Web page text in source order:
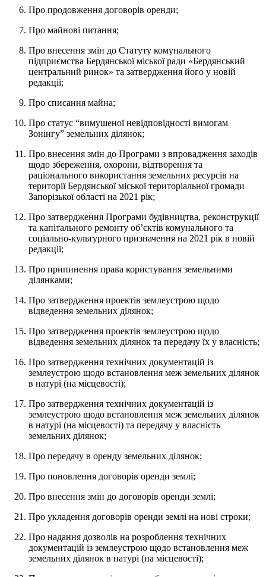
Про продовження договорів оренди;
Про майнові питання;
Про внесення змін до Статуту комунального
підприємства Бердянської міської ради «Бердянський
центральний ринок» та затвердження його у новій
редакції;
Про списання майна;
Про статус “вимушеної невідповідності вимогам
Зонінгу” земельних ділянок;
Про внесення змін до Програми з впровадження заходів
щодо збереження, охорони, відтворення та
раціонального використання земельних ресурсів на
території Бердянської міської територіальної громади
Запорізької області на 2021 рік;
Про затвердження Програми будівництва, реконструкції
та капітального ремонту об’єктів комунального та
соціально-культурного призначення на 2021 рік в новій
редакції;
Про припинення права користування земельними
ділянками;
Про затвердження проектів землеустрою щодо
відведення земельних ділянок;
Про затвердження проектів землеустрою щодо
відведення земельних ділянок та передачу їх у власність;
Про затвердження технічних документацій із
землеустрою щодо встановлення меж земельних ділянок
в натурі (на місцевості);
Про затвердження технічних документацій із
землеустрою щодо встановлення меж земельних ділянок
в натурі (на місцевості) та передачу у власність
земельних ділянок;
Про передачу в оренду земельних ділянок;
Про поновлення договорів оренди землі;
Про внесення змін до договорів оренди землі;
Про укладення договорів оренди землі на нові строки;
Про надання дозволів на розроблення технічних
документацій із землеустрою щодо встановлення меж
земельних ділянок в натурі (на місцевості);